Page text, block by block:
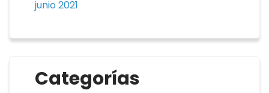
junio 2021
Categorías